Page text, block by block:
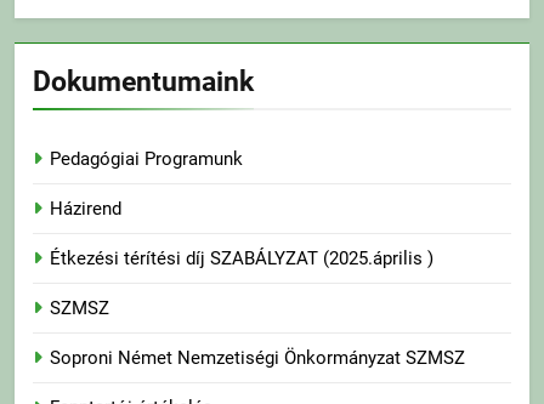
Dokumentumaink
Pedagógiai Programunk
Házirend
Étkezési térítési díj SZABÁLYZAT (2025.április )
SZMSZ
Soproni Német Nemzetiségi Önkormányzat SZMSZ